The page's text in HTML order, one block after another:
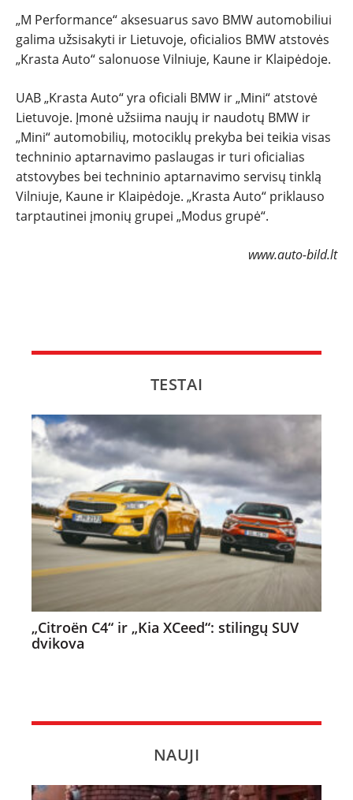
„M Performance“ aksesuarus savo BMW automobiliui
galima užsisakyti ir Lietuvoje, oficialios BMW atstovės
„Krasta Auto“ salonuose Vilniuje, Kaune ir Klaipėdoje.
UAB „Krasta Auto“ yra oficiali BMW ir „Mini“ atstovė
Lietuvoje. Įmonė užsiima naujų ir naudotų BMW ir
„Mini“ automobilių, motociklų prekyba bei teikia visas
techninio aptarnavimo paslaugas ir turi oficialias
atstovybes bei techninio aptarnavimo servisų tinklą
Vilniuje, Kaune ir Klaipėdoje. „Krasta Auto“ priklauso
tarptautinei įmonių grupei „Modus grupė“.
www.auto-bild.lt
TESTAI
„Citroën C4“ ir „Kia XCeed“: stilingų SUV
dvikova
NAUJI